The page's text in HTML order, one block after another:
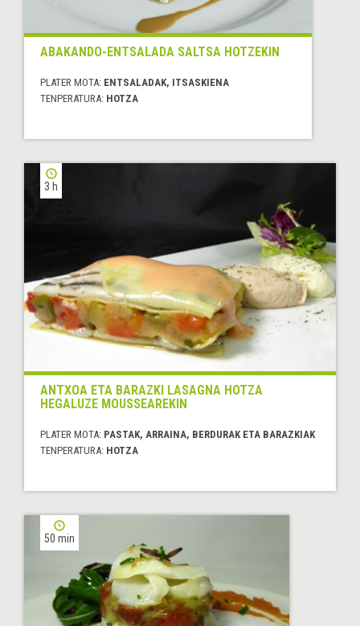
ABAKANDO-ENTSALADA SALTSA HOTZEKIN
PLATER MOTA: ENTSALADAK, ITSASKIENA
TENPERATURA: HOTZA
3 h
ANTXOA ETA BARAZKI LASAGNA HOTZA
HEGALUZE MOUSSEAREKIN
PLATER MOTA: PASTAK, ARRAINA, BERDURAK ETA BARAZKIAK
TENPERATURA: HOTZA
50 min